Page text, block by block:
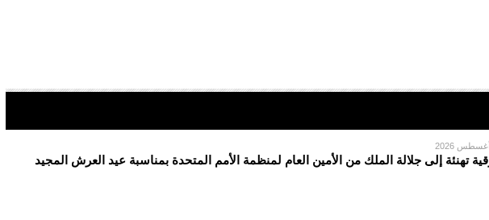
تهنئة إلى جلالة الملك من الأمين العام لمنظمة الأمم المتحدة بمناسبة عيد العرش المجيد